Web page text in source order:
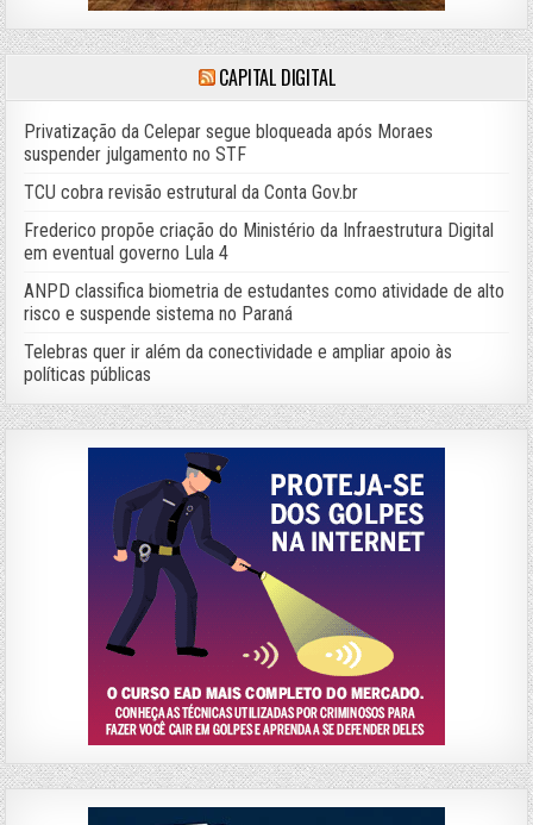
CAPITAL DIGITAL
Privatização da Celepar segue bloqueada após Moraes
suspender julgamento no STF
TCU cobra revisão estrutural da Conta Gov.br
Frederico propõe criação do Ministério da Infraestrutura Digital
em eventual governo Lula 4
ANPD classifica biometria de estudantes como atividade de alto
risco e suspende sistema no Paraná
Telebras quer ir além da conectividade e ampliar apoio às
políticas públicas